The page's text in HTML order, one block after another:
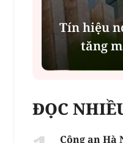
Tín hiệu
tăng
ĐỌC
Công an